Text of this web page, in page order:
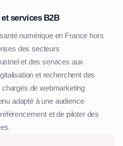
services B2B
numérique en France hors
des secteurs
et des services aux
et recherchent des
de webmarketing
adapté à une audience
et de piloter des